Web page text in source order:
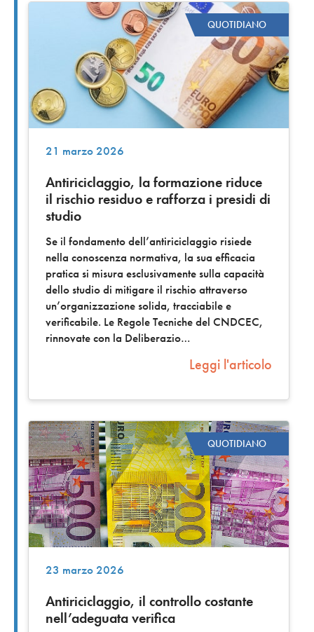
QUOTIDIANO
21 marzo 2026
Antiriciclaggio, la formazione riduce
il rischio residuo e rafforza i presidi di
studio
Se il fondamento dell’antiriciclaggio risiede
nella conoscenza normativa, la sua efficacia
pratica si misura esclusivamente sulla capacità
dello studio di mitigare il rischio attraverso
un’organizzazione solida, tracciabile e
verificabile. Le Regole Tecniche del CNDCEC,
rinnovate con la Deliberazio
Leggi l'articolo
QUOTIDIANO
23 marzo 2026
Antiriciclaggio, il controllo costante
nell’adeguata verifica